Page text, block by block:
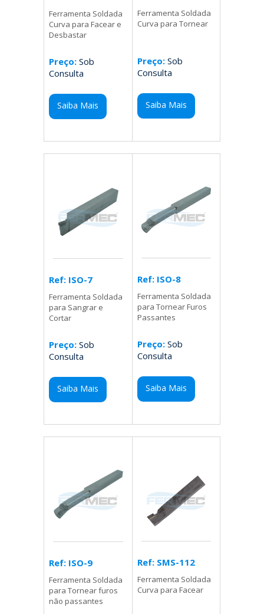
Ferramenta Soldada
Curva para Facear e
Desbastar
Preço: Sob
Consulta
Saiba Mais
Ferramenta Soldada
Curva para Tornear
Preço:Sob
Consulta
Saiba Mais
Ref: ISO-7
Ferramenta Soldada
para Sangrar e
Cortar
Preço: Sob
Consulta
Saiba Mais
Ref: ISO-8
Ferramenta Soldada
para Tornear Furos
Passantes
Preço:Sob
Consulta
Saiba Mais
Ref: ISO-9
Ferramenta Soldada
para Tornear furos
não passantes
Ref: SMS-112
Ferramenta Soldada
Curva para Facear